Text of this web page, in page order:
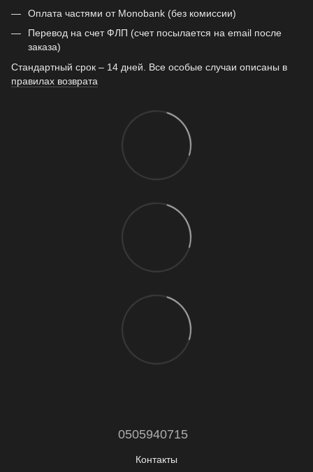
Оплата частями от Monobank (без комиссии)
Перевод на счет ФЛП (счет посылается на email после
заказа)
Стандартный срок – 14 дней. Все особые случаи описаны в
правилах возврата
0505940715
Контакты